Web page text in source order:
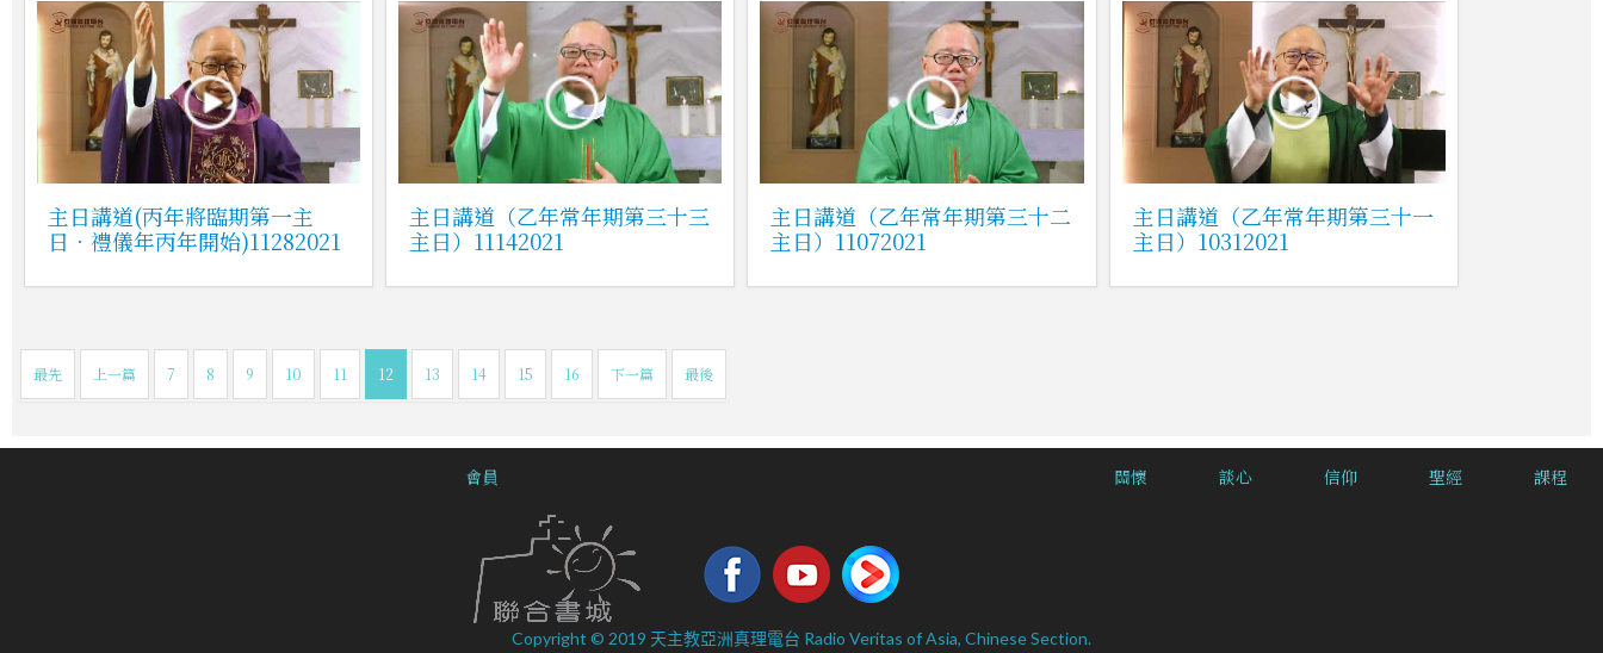
主日講道(丙年將臨期第一主
日．禮儀年丙年開始)11282021
主日講道（乙年常年期第三十三
主日）11142021
主日講道（乙年常年期第三十二
主日）11072021
主日講道（乙年常年期第三十一
主日）10312021
最先 上一篇 7 8 9 10 11 12 13 14 15 16 下一篇 最後
會員 關懷 談心 信仰 聖經 課程
Copyright © 2019 天主教亞洲真理電台 Radio Veritas of Asia, Chinese Section.